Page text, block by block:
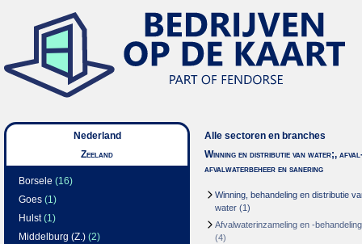
Nederland
Zeeland
Borsele (16)
Goes (1)
Hulst(1)
Middelburg (Z.) (2)
Alle sectoren en branches
Winning en distributie van water;,
afvalwaterbeheer en sanering
Winning, behandeling en distributie
water (1)
Afvalwaterinzameling en -behandeling
(4)